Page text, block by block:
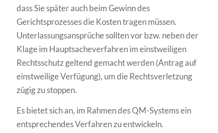
dass Sie später auch beim Gewinn des
Gerichtsprozesses die Kosten tragen müssen.
Unterlassungsansprüche sollten vor bzw. neben der
Klage im Hauptsacheverfahren im einstweiligen
Rechtsschutz geltend gemacht werden (Antrag auf
einstweilige Verfügung), um die Rechtsverletzung
zügig zu stoppen.
Es bietet sich an, im Rahmen des QM-Systems ein
entsprechendes Verfahren zu entwickeln.